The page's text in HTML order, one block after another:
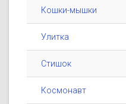
Кошки-мышки
Улитка
Стишок
Космонавт